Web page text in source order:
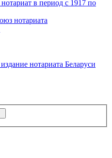
в период с 1917 по
нотариата
нотариата Беларуси